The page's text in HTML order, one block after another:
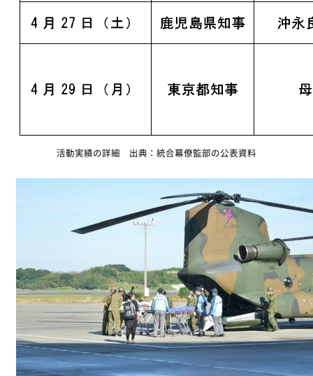
活動実績の詳細 出典：統合幕僚監部の公表資料